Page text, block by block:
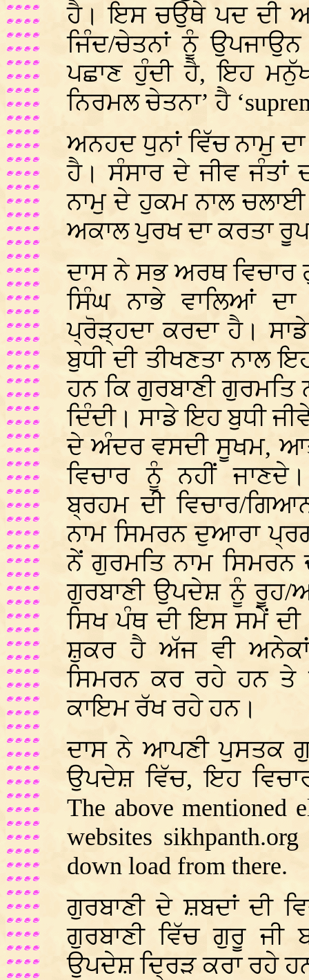
ਹੈ। ਇਸ ਚਉਥੇ ਪਦ ਦੀ
ਜਿੰਦ/ਚੇਤਨਾਂ ਨੂੰ ਉਪਜਾਉਨ
ਪਛਾਣ ਹੁੰਦੀ ਹੈ, ਇਹ
ਨਿਰਮਲ ਚੇਤਨਾ’ ਹੈ ‘
ਅਨਹਦ ਧੁਨਾਂ ਵਿੱਚ ਨਾਮੁ
ਹੈ। ਸੰਸਾਰ ਦੇ ਜੀਵ ਜੰਤਾਂ
ਨਾਮੁ ਦੇ ਹੁਕਮ ਨਾਲ
ਅਕਾਲ ਪੁਰਖ ਦਾ ਕਰਤਾ
ਦਾਸ ਨੇ ਸਭ ਅਰਥ ਵਿਚਾਰ
ਸਿੰਘ ਨਾਭੇ ਵਾਲਿਆਂ
ਪ੍ਰੋੜ੍ਹਦਾ ਕਰਦਾ ਹੈ।
ਬੁਧੀ ਦੀ ਤੀਖਣਤਾ ਨਾਲ
ਹਨ ਕਿ ਗੁਰਬਾਣੀ
ਦਿੰਦੀ। ਸਾਡੇ ਇਹ ਬੁਧੀ
ਦੇ ਅੰਦਰ ਵਸਦੀ ਸੂਖਮ,
ਵਿਚਾਰ ਨੂੰ ਨਹੀਂ
ਬ੍ਰਹਮ ਦੀ ਵਿਚਾਰ/
ਨਾਮ ਸਿਮਰਨ ਦੁਆਰਾ
ਨੇਂ ਗੁਰਮਤਿ ਨਾਮ ਸਿਮਰਨ
ਗੁਰਬਾਣੀ ਉਪਦੇਸ਼ ਨੂੰ ਰੂਹ/
ਸਿਖ ਪੰਥ ਦੀ ਇਸ ਸਮੇਂ ਦੀ
ਸ਼ੁਕਰ ਹੈ ਅੱਜ ਵੀ
ਸਿਮਰਨ ਕਰ ਰਹੇ ਹਨ ਤੇ
ਕਾਇਮ ਰੱਖ ਰਹੇ ਹਨ।
ਦਾਸ ਨੇ ਆਪਣੀ ਪੁਸਤਕ
ਉਪਦੇਸ਼ ਵਿੱਚ, ਇਹ
The above mentioned
websites
down load from there.
ਗੁਰਬਾਣੀ ਦੇ ਸ਼ਬਦਾਂ ਦੀ
ਗੁਰਬਾਣੀ ਵਿੱਚ ਗੁਰੂ ਜੀ
ਉਪਦੇਸ਼ ਦ੍ਰਿੜ ਕਰਾ ਰਹੇ